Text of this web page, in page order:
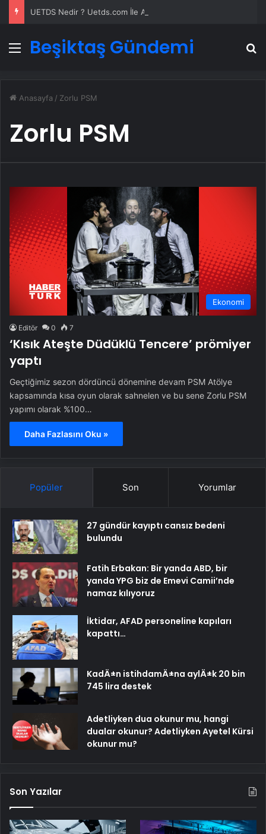
Menü
Beşiktaş Gündemi
Anasayfa / Zorlu PSM
Zorlu PSM
Ekonomi
Editör 0 7
‘Kısık Ateşte Düdüklü Tencere’ prömiyer
yaptı
Geçtiğimiz sezon dördüncü dönemine devam PSM Atölye
kapsamında kısa oyun olarak sahnelen ve bu sene Zorlu PSM
yapımı olarak %100…
Daha Fazlasını Oku »
Popüler Son Yorumlar
27 gündür kayıptı cansız bedeni
bulundu
Fatih Erbakan: Bir yanda ABD, bir
yanda YPG biz de Emevi Camii’nde
namaz kılıyoruz
İktidar, AFAD personeline kapıları
kapattı…
KadÄ±n istihdamÄ±na aylÄ±k 20 bin
745 lira destek
Adetliyken dua okunur mu, hangi
dualar okunur? Adetliyken Ayetel Kürsi
okunur mu?
Son Yazılar